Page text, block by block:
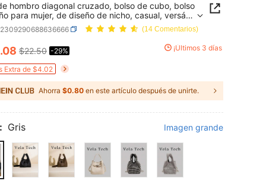
hombro diagonal cruzado, bolso de cubo, bolso
para mujer, de diseño de nicho, casual, versátil,
de moda, textura de PU, de alta calidad,
(14 Comentarios)
AND AVAILABILITY
.08 $22.50 -29% ¡Últimos 3 días
Extra de $4.02
Ahorra $0.80 en este artículo después de unirte.
Gris Imagen grande